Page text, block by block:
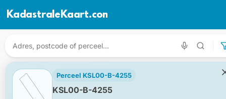
KadastraleKaart.com
Perceel KSL00-B-4255
KSL00-B-4255